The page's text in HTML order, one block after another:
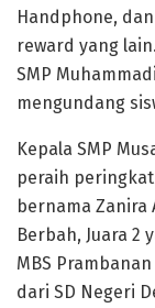
Handphone,
reward yang
SMP
mengundang
Kepala SMP
peraih
bernama Zanira
Berbah, Juara 2
MBS
dari SD Negeri